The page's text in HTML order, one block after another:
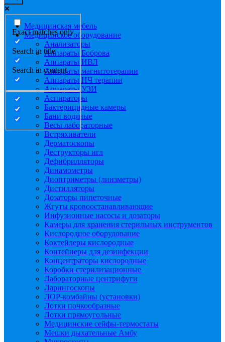
Exact matches only
Search in title
Search in content
Медицинская мебель
Медицинское оборудование
Анализаторы
Аппараты Боброва
Аппараты ИВЛ
Аппараты магнитотерапии
Аппараты НЧ терапии
Аппараты УЗИ
Аспираторы
Бактерицидные камеры
Бани водяные
Весы лабораторные
Встряхиватели
Дерматоскопы
Деструкторы игл
Дефибрилляторы
Динамометры
Диоптриметры (линзметры)
Дистилляторы
Дозаторы пипеточные
Жгуты кровоостанавливающие
Инфузионные насосы и дозаторы
Камеры для хранения стерильных инструментов
Кислородное оборудование
Коктейлеры кислородные
Контейнеры для дезинфекции
Концентраторы кислородные
Коробки стерилизационные
Лабораторные центрифуги
Ларингоскопы
ЛОР-комбайны (установки)
Лотки почкообразные
Лотки прямоугольные
Медицинские сейфы-термостаты
Мешки дыхательные Амбу